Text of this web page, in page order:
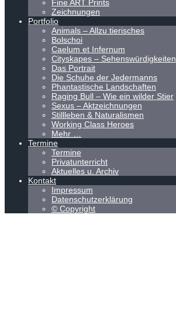
Fine ART Prints
Zeichnungen
Portfolio
Animals – Allzu tierisches
Bolschoi
Caelum et Infernum
Cityskapes – Sehenswürdigkeiten
Das Portrait
Die Schuhe der Jedermanns
Phantastische Landschaften
Raging Bull – Wie ein wilder Stier
Sexus – Aktzeichnungen
Stillleben & Naturalismen
Working Class Heroes
Mehr …
Termine
Termine
Privatunterricht
Aktuelles u. Archiv
Kontakt
Impressum
Datenschutzerklärung
© Copyright